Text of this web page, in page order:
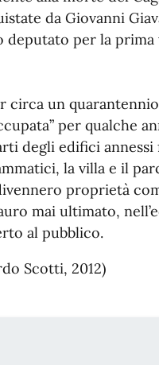
da Giovanni
deputato per la prima
circa un
per qualche
degli edifici
la villa e il
proprietà
mai ultimato,
al pubblico.
Scotti, 2012)